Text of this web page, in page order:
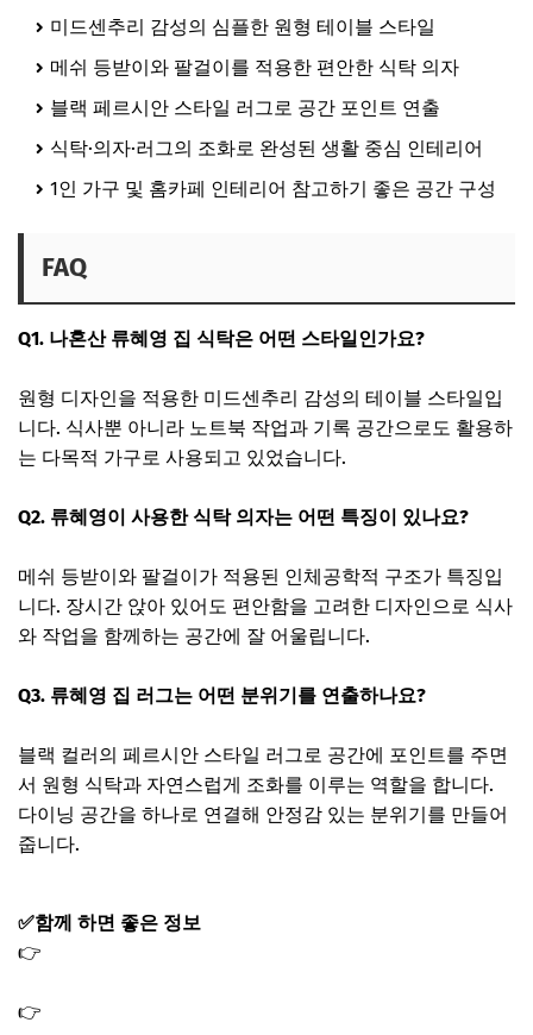
미드센추리 감성의 심플한 원형 테이블 스타일
메쉬 등받이와 팔걸이를 적용한 편안한 식탁 의자
블랙 페르시안 스타일 러그로 공간 포인트 연출
식탁·의자·러그의 조화로 완성된 생활 중심 인테리어
1인 가구 및 홈카페 인테리어 참고하기 좋은 공간 구성
FAQ
Q1. 나혼산 류혜영 집 식탁은 어떤 스타일인가요?
원형 디자인을 적용한 미드센추리 감성의 테이블 스타일입
니다. 식사뿐 아니라 노트북 작업과 기록 공간으로도 활용하
는 다목적 가구로 사용되고 있었습니다.
Q2. 류혜영이 사용한 식탁 의자는 어떤 특징이 있나요?
메쉬 등받이와 팔걸이가 적용된 인체공학적 구조가 특징입
니다. 장시간 앉아 있어도 편안함을 고려한 디자인으로 식사
와 작업을 함께하는 공간에 잘 어울립니다.
Q3. 류혜영 집 러그는 어떤 분위기를 연출하나요?
블랙 컬러의 페르시안 스타일 러그로 공간에 포인트를 주면
서 원형 식탁과 자연스럽게 조화를 이루는 역할을 합니다.
다이닝 공간을 하나로 연결해 안정감 있는 분위기를 만들어
줍니다.
✅함께 하면 좋은 정보
👉
👉